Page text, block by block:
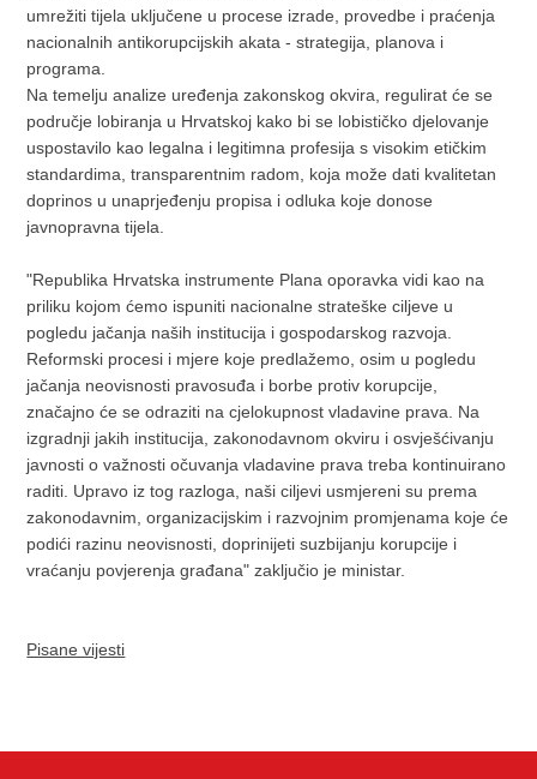
umrežiti tijela uključene u procese izrade, provedbe i praćenja
nacionalnih antikorupcijskih akata - strategija, planova i
programa.
Na temelju analize uređenja zakonskog okvira, regulirat će se
područje lobiranja u Hrvatskoj kako bi se lobističko djelovanje
uspostavilo kao legalna i legitimna profesija s visokim etičkim
standardima, transparentnim radom, koja može dati kvalitetan
doprinos u unaprjeđenju propisa i odluka koje donose
javnopravna tijela.
"Republika Hrvatska instrumente Plana oporavka vidi kao na
priliku kojom ćemo ispuniti nacionalne strateške ciljeve u
pogledu jačanja naših institucija i gospodarskog razvoja.
Reformski procesi i mjere koje predlažemo, osim u pogledu
jačanja neovisnosti pravosuđa i borbe protiv korupcije,
značajno će se odraziti na cjelokupnost vladavine prava. Na
izgradnji jakih institucija, zakonodavnom okviru i osvješćivanju
javnosti o važnosti očuvanja vladavine prava treba kontinuirano
raditi. Upravo iz tog razloga, naši ciljevi usmjereni su prema
zakonodavnim, organizacijskim i razvojnim promjenama koje će
podići razinu neovisnosti, doprinijeti suzbijanju korupcije i
vraćanju povjerenja građana" zaključio je ministar.
Pisane vijesti